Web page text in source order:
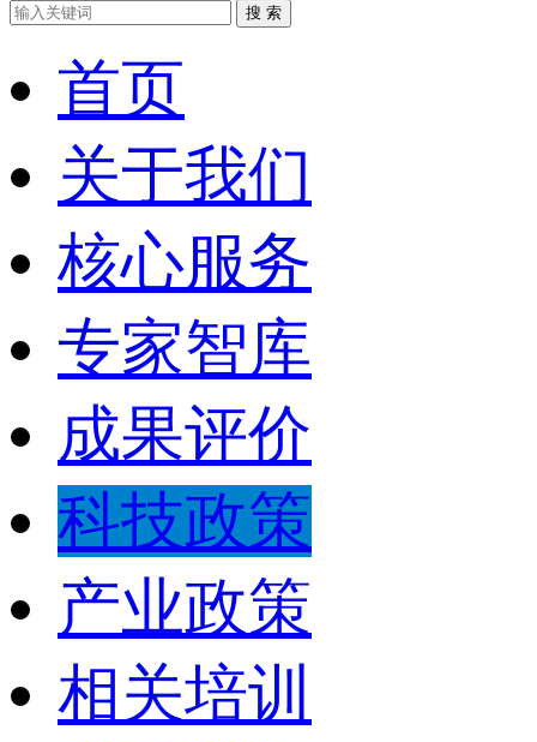
搜 索
首页
关于我们
核心服务
专家智库
成果评价
科技政策
产业政策
相关培训